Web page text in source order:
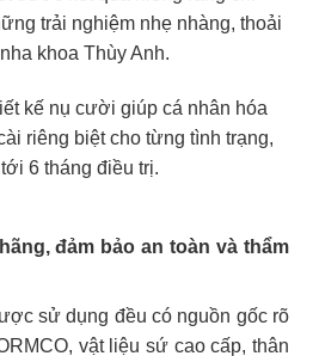
trải nghiệm nhẹ nhàng, thoải
khoa Thùy Anh.
kế nụ cười giúp cá nhân hóa
riêng biệt cho từng tình trạng,
6 tháng điều trị.
đảm bảo an toàn và thẩm
sử dụng đều có nguồn gốc rõ
, vật liệu sứ cao cấp, thân